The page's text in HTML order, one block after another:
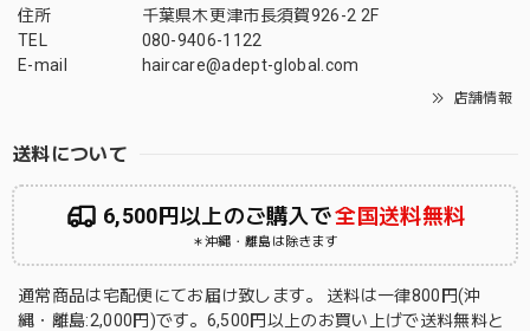
住所
千葉県木更津市長須賀926-2 2F
TEL
080-9406-1122
E-mail
haircare@adept-global.com
店舗情報
送料について
6,500円以上のご購入で全国送料無料
＊沖縄・離島は除きます
通常商品は宅配便にてお届け致します。 送料は一律800円(沖
縄・離島:2,000円)です。6,500円以上のお買い上げで送料無料と